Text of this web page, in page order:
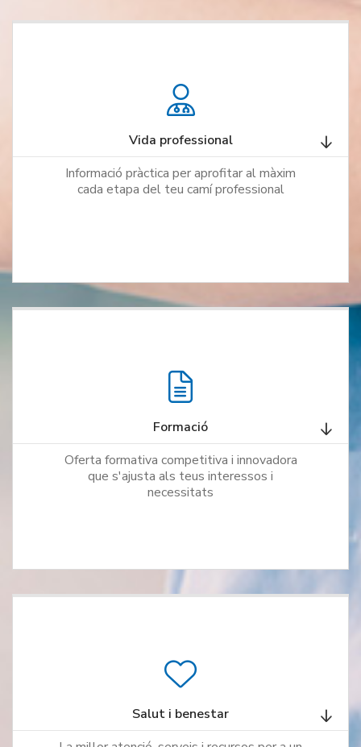
Vida professional
Informació pràctica per aprofitar al màxim
cada etapa del teu camí professional
Formació
Oferta formativa competitiva i innovadora
que s'ajusta als teus interessos i
necessitats
Salut i benestar